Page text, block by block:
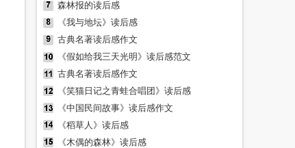
森林报的读后感
《我与地坛》读后感
古典名著读后感作文
《假如给我三天光明》读后感范文
古典名著读后感作文
《笑猫日记之青蛙合唱团》读后感
《中国民间故事》读后感作文
《稻草人》读后感
《木偶的森林》读后感